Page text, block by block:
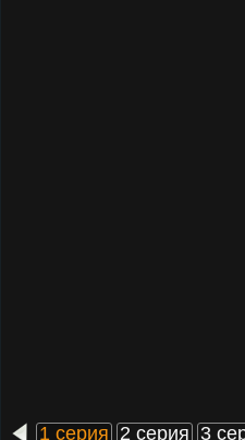
1 серия 2 серия 3